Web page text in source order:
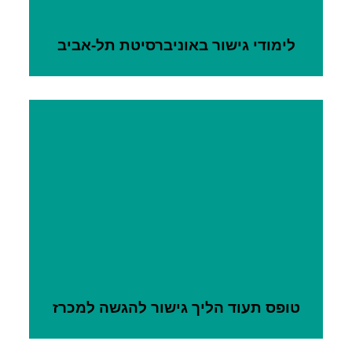
לימודי גישור באוניברסיטת תל-אביב
טופס תעוד הליך גישור להגשה למכרז